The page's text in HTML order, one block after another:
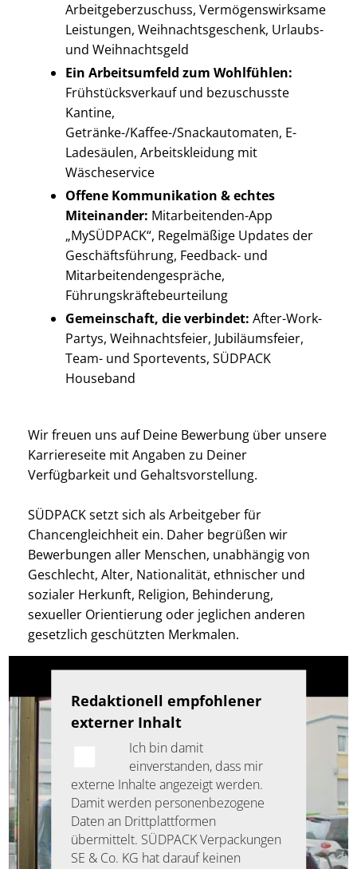
Arbeitgeberzuschuss, Vermögenswirksame
Leistungen, Weihnachtsgeschenk, Urlaubs-
und Weihnachtsgeld
Ein Arbeitsumfeld zum Wohlfühlen:
Frühstücksverkauf und bezuschusste
Kantine,
Getränke-/Kaffee-/Snackautomaten, E-
Ladesäulen, Arbeitskleidung mit
Wäscheservice
Offene Kommunikation & echtes
Miteinander: Mitarbeitenden-App
„MySÜDPACK“, Regelmäßige Updates der
Geschäftsführung, Feedback- und
Mitarbeitendengespräche,
Führungskräftebeurteilung
Gemeinschaft, die verbindet: After-Work-
Partys, Weihnachtsfeier, Jubiläumsfeier,
Team- und Sportevents, SÜDPACK
Houseband
Wir freuen uns auf Deine Bewerbung über unsere
Karriereseite mit Angaben zu Deiner
Verfügbarkeit und Gehaltsvorstellung.
SÜDPACK setzt sich als Arbeitgeber für
Chancengleichheit ein. Daher begrüßen wir
Bewerbungen aller Menschen, unabhängig von
Geschlecht, Alter, Nationalität, ethnischer und
sozialer Herkunft, Religion, Behinderung,
sexueller Orientierung oder jeglichen anderen
gesetzlich geschützten Merkmalen.
Redaktionell empfohlener
externer Inhalt
Ich bin damit
einverstanden, dass mir
externe Inhalte angezeigt werden.
Damit werden personenbezogene
Daten an Drittplattformen
übermittelt. SÜDPACK Verpackungen
SE & Co. KG hat darauf keinen